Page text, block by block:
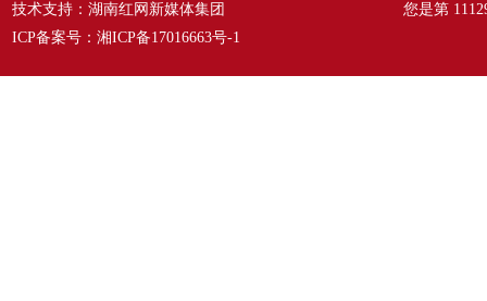
技术支持：湖南红网新媒体集团
ICP备案号： 湘ICP备17016663号-1
您是第